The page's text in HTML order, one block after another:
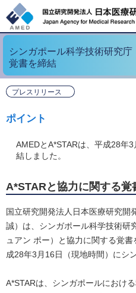
シンガポール科学技術研究
覚書を締結
プレスリリース
ポイント
AMEDとA*STARは、平成28年
結しました。
A*STARと協力に関する覚
国立研究開発法人日本医療研究開
誠）は、シンガポール科学技術研
ュアン ポー）と協力に関する覚
成28年3月16日（現地時間）にシ
A*STARは、シンガポールにおけ